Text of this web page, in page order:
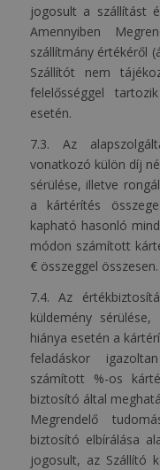
jogosult a szállítást
Amennyiben
szállítmány értékéről
Szállítót nem
felelősséggel
esetén.
7.3. Az
vonatkozó külön díj
sérülése, illetve
a kártérítés
kapható hasonló
módon számított
€ összeggel összesen.
7.4. Az
küldemény
hiánya esetén a
feladáskor
számított %-os
biztosító által
Megrendelő
biztosító elbírálása
jogosult, az Szállító